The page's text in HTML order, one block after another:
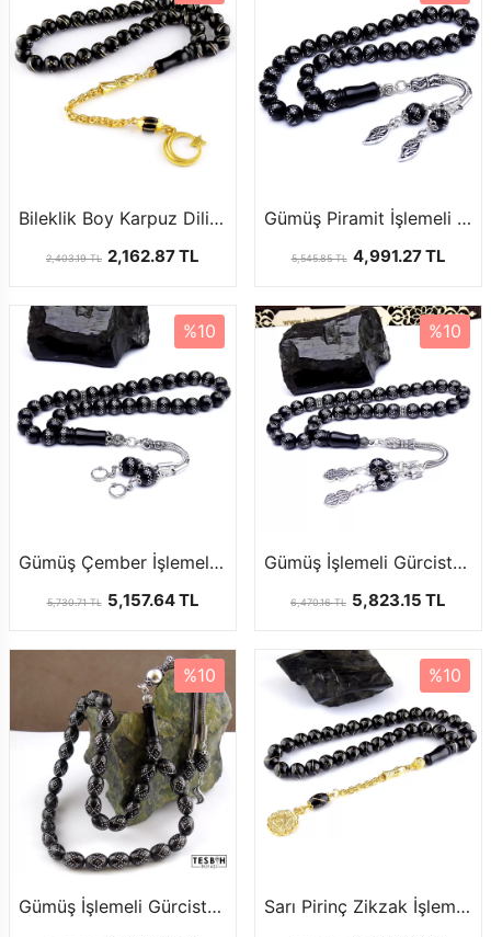
Bileklik Boy Karpuz Dilimli Oltu Tesbih
2,403.19 TL 2,162.87 TL
Gümüş Piramit İşlemeli Gürcistan Oltu Tesbih
5,545.85 TL 4,991.27 TL
%10
Gümüş Çember İşlemeli Gürcistan Oltu Tesbihi
5,730.71 TL 5,157.64 TL
%10
Gümüş İşlemeli Gürcistan Oltu Tesbih
6,470.16 TL 5,823.15 TL
%10
Gümüş İşlemeli Gürcistan Oltu Tesbihi
%10
Sarı Pirinç Zikzak İşlemeli Gürcistan Oltu Tesbihi